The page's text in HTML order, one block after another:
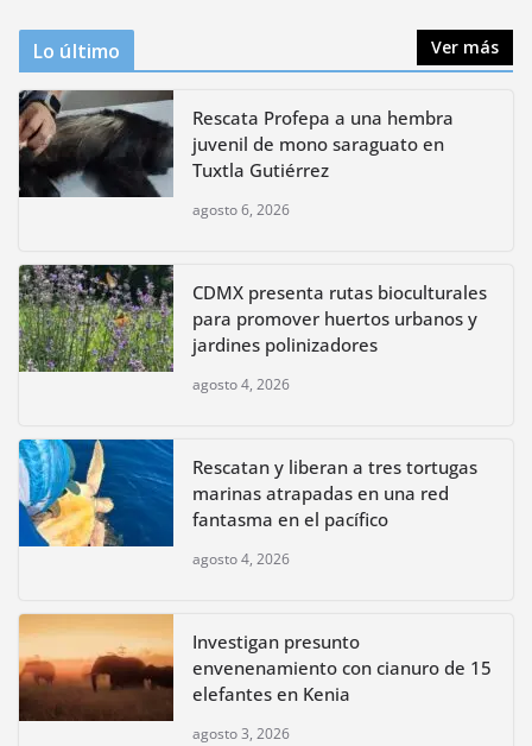
Lo último Ver más
Rescata Profepa a una hembra
juvenil de mono saraguato en
Tuxtla Gutiérrez
agosto 6, 2026
CDMX presenta rutas bioculturales
para promover huertos urbanos y
jardines polinizadores
agosto 4, 2026
Rescatan y liberan a tres tortugas
marinas atrapadas en una red
fantasma en el pacífico
agosto 4, 2026
Investigan presunto
envenenamiento con cianuro de 15
elefantes en Kenia
agosto 3, 2026